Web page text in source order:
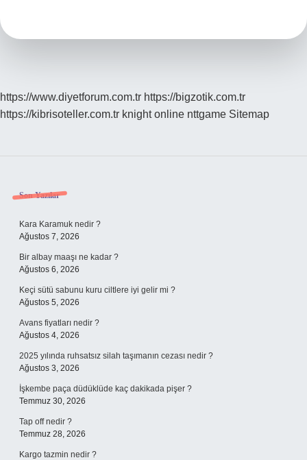
https://www.diyetforum.com.tr https://bigzotik.com.tr
https://kibrisoteller.com.tr knight online nttgame Sitemap
Sidebar
Son Yazılar
Kara Karamuk nedir ?
Ağustos 7, 2026
Bir albay maaşı ne kadar ?
Ağustos 6, 2026
Keçi sütü sabunu kuru ciltlere iyi gelir mi ?
Ağustos 5, 2026
Avans fiyatları nedir ?
Ağustos 4, 2026
2025 yılında ruhsatsız silah taşımanın cezası nedir ?
Ağustos 3, 2026
İşkembe paça düdüklüde kaç dakikada pişer ?
Temmuz 30, 2026
Tap off nedir ?
Temmuz 28, 2026
Kargo tazmin nedir ?